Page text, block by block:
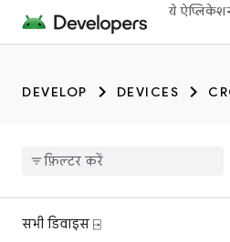
ये
DEVELOP DEVICES
सभी डिवाइस ⍈